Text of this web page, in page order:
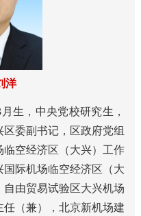
洋
，中央党校研究生，
委副书记，区政府党组
空经济区（大兴）工作
际机场临空经济区（大
由贸易试验区大兴机场
任（兼），北京新机场建